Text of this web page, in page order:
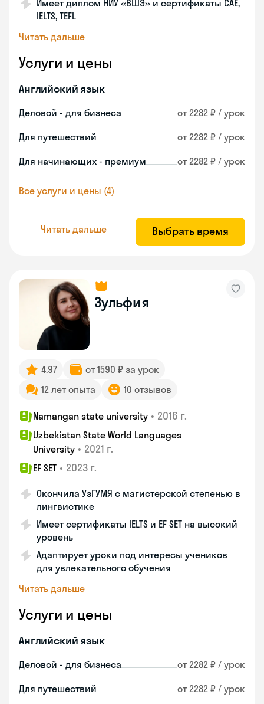
Имеет диплом НИУ «ВШЭ» и сертификаты CAE,
IELTS, TEFL
Читать дальше
Услуги и цены
Английский язык
Деловой - для бизнеса от 2282 ₽ / урок
Для путешествий от 2282 ₽ / урок
Для начинающих - премиум от 2282 ₽ / урок
Все услуги и цены (4)
Читать дальше Выбрать время
Зульфия
4.97
от 1590 ₽ за урок
12 лет опыта
10 отзывов
Namangan state university • 2016 г.
Uzbekistan State World Languages
University • 2021 г.
EF SET • 2023 г.
Окончила УзГУМЯ с магистерской степенью в
лингвистике
Имеет сертификаты IELTS и EF SET на высокий
уровень
Адаптирует уроки под интересы учеников
для увлекательного обучения
Читать дальше
Услуги и цены
Английский язык
Деловой - для бизнеса от 2282 ₽ / урок
Для путешествий от 2282 ₽ / урок